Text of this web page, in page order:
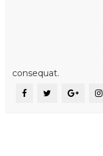
consequat.